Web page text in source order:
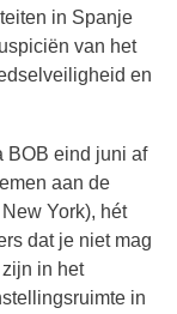
in Spanje
van het
en
BOB eind juni af
aan de
York), hét
dat je niet mag
in het
in